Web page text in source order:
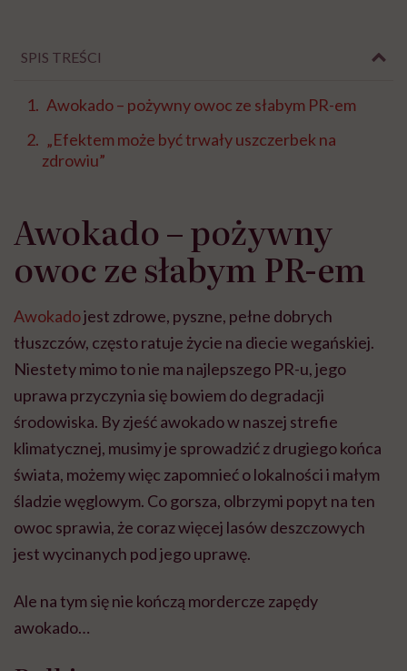
SPIS TREŚCI
Awokado – pożywny owoc ze słabym PR-em
„Efektem może być trwały uszczerbek na
zdrowiu”
Awokado – pożywny
owoc ze słabym PR-em
Awokadojest zdrowe, pyszne, pełne dobrych
tłuszczów, często ratuje życie na diecie wegańskiej.
Niestety mimo to nie ma najlepszego PR-u, jego
uprawa przyczynia się bowiem do degradacji
środowiska. By zjeść awokado w naszej strefie
klimatycznej, musimy je sprowadzić z drugiego końca
świata, możemy więc zapomnieć o lokalności i małym
śladzie węglowym. Co gorsza, olbrzymi popyt na ten
owoc sprawia, że coraz więcej lasów deszczowych
jest wycinanych pod jego uprawę.
Ale na tym się nie kończą mordercze zapędy
awokado…